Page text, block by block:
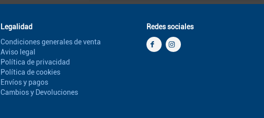
Legalidad
Condiciones generales de venta
Aviso legal
Política de privacidad
Política de cookies
Envíos y pagos
Cambios y Devoluciones
Redes sociales